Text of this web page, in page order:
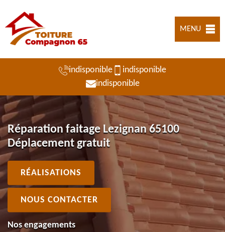
MENU
indisponible
indisponible
indisponible
Réparation faitage Lezignan 65100
Déplacement gratuit
RÉALISATIONS
NOUS CONTACTER
Nos engagements